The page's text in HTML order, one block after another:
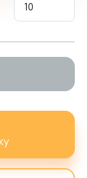
в
с
полям;
и